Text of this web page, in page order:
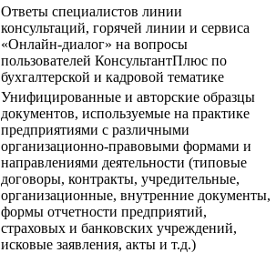
Ответы специалистов линии
консультаций, горячей линии и сервиса
«Онлайн-диалог» на вопросы
пользователей КонсультантПлюс по
бухгалтерской и кадровой тематике
Унифицированные и авторские образцы
документов, используемые на практике
предприятиями с различными
организационно-правовыми формами и
направлениями деятельности (типовые
договоры, контракты, учредительные,
организационные, внутренние документы,
формы отчетности предприятий,
страховых и банковских учреждений,
исковые заявления, акты и т.д.)